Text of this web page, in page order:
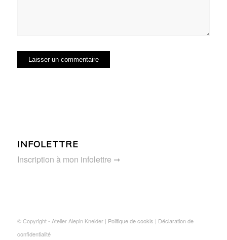
INFOLETTRE
Inscription à mon infolettre ➞
© Copyright - Atelier Alepin Kneider | Politique de cookis | Déclaration de
confidentialité